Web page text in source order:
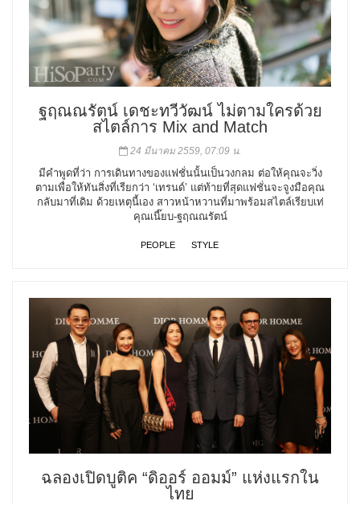
ฐฤณณรัตน์ เดชะทวีวัฒน์ ไม่ตามใครด้วย
สไตล์การ Mix and Match
24 มีนาคม 2559, 07:09 น.
มีคำพูดที่ว่า การเดินทางของแฟชั่นนั้นเป็นวงกลม ต่อให้คุณจะวิ่ง
ตามเพื่อให้ทันสิ่งที่เรียกว่า ‘เทรนด์’ แต่ท้ายที่สุดแฟชั่นจะจูงมือคุณ
กลับมาที่เดิม ด้วยเหตุนี้เอง สาวหน้าหวานที่มาพร้อมสไตล์เรียบเท่
คุณเนี๊ยบ-ฐฤณณรัตน์
PEOPLE STYLE
ฉลองเปิดบูติค “ดิออร์ ออมม์” แห่งแรกใน
ไทย